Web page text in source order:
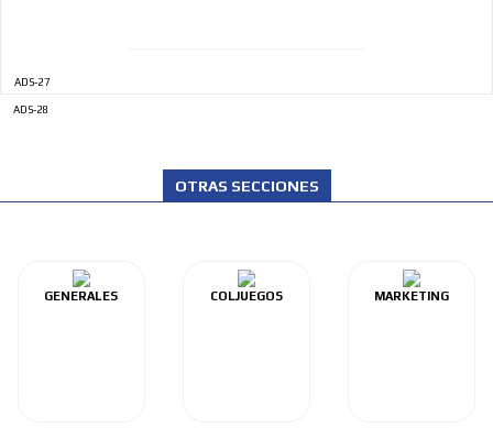
ADS-27
ADS-28
OTRAS SECCIONES
GENERALES COLJUEGOS MARKETING